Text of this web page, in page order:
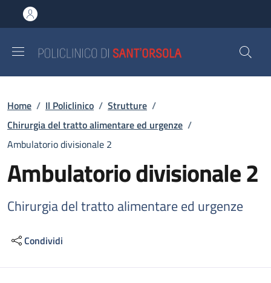
al contenuto principale
to footer content
Briciole di pane
Home / Il Policlinico / Strutture /
Chirurgia del tratto alimentare ed urgenze /
Ambulatorio divisionale 2
Ambulatorio divisionale 2
Chirurgia del tratto alimentare ed urgenze
Condividi